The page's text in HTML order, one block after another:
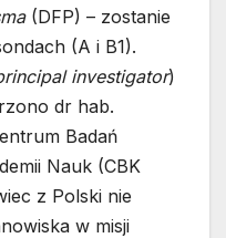
(DFP) – zostanie
(A i B1).
investigator)
dr hab.
Badań
Nauk (CBK
z Polski nie
w misji